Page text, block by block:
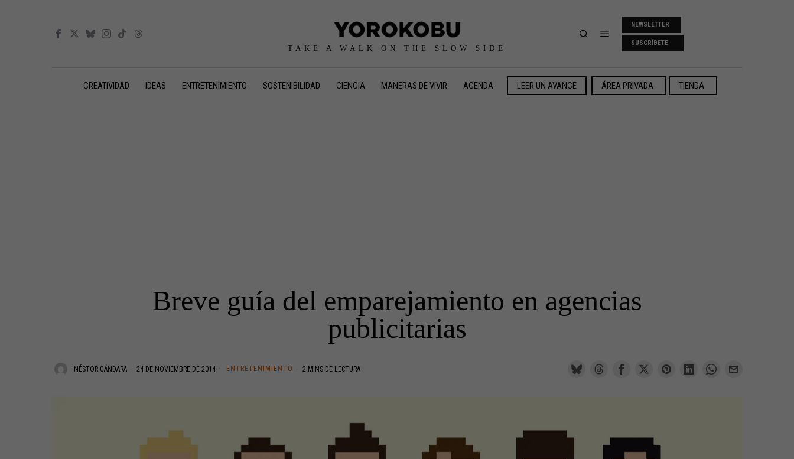
TAKE A WALK ON THE SLOW SIDE
NEWSLETTER
SUSCRÍBETE
CREATIVIDAD IDEAS ENTRETENIMIENTO SOSTENIBILIDAD CIENCIA MANERAS DE VIVIR AGENDA LEER UN AVANCE ÁREA PRIVADA TIENDA
Breve guía del emparejamiento en agencias
publicitarias
NÉSTOR GÁNDARA 24 DE NOVIEMBRE DE 2014 ENTRETENIMIENTO 2 MINS DE LECTURA